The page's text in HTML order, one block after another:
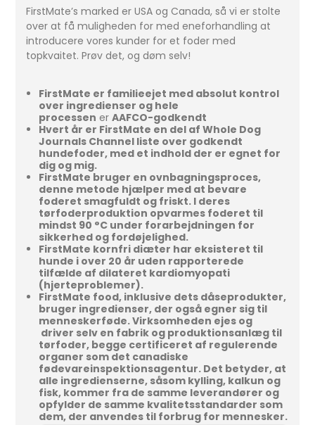
FirstMate’s marked er USA og Canada, så vi er stolte
over at få muligheden for med eneforhandling at
introducere vores kunder for et foder med
topkvaitet. Prøv det, og døm selv!
FirstMate er familieejet med absolut kontrol
over ingredienser og hele
processen er AAFCO-godkendt
Hvert år er FirstMate en del af Whole Dog
Journals Channel liste over godkendt
hundefoder, med et indhold der er egnet for
dig og mig.
FirstMate bruger en ovnbagningsproces,
denne metode hjælper med at bevare
foderet smagfuldt og friskt. I deres
tørfoderproduktion opvarmes foderet til
mindst 90 °C under forarbejdningen for
sikkerhed og fordøjelighed.
FirstMate kornfri diæter har eksisteret til
hunde i over 20 år uden rapporterede
tilfælde af dilateret kardiomyopati
(hjerteproblemer).
FirstMate food, inklusive dets dåseprodukter,
bruger ingredienser, der også egner sig til
menneskerføde. Virksomheden ejes og
driver selv en fabrik og produktionsanlæg til
tørfoder, begge certificeret af regulerende
organer som det canadiske
fødevareinspektionsagentur. Det betyder, at
alle ingredienserne, såsom kylling, kalkun og
fisk, kommer fra de samme leverandører og
opfylder de samme kvalitetsstandarder som
dem, der anvendes til forbrug for mennesker.